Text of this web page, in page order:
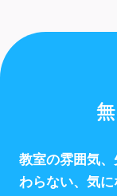
教室の雰囲気、
わらない、気